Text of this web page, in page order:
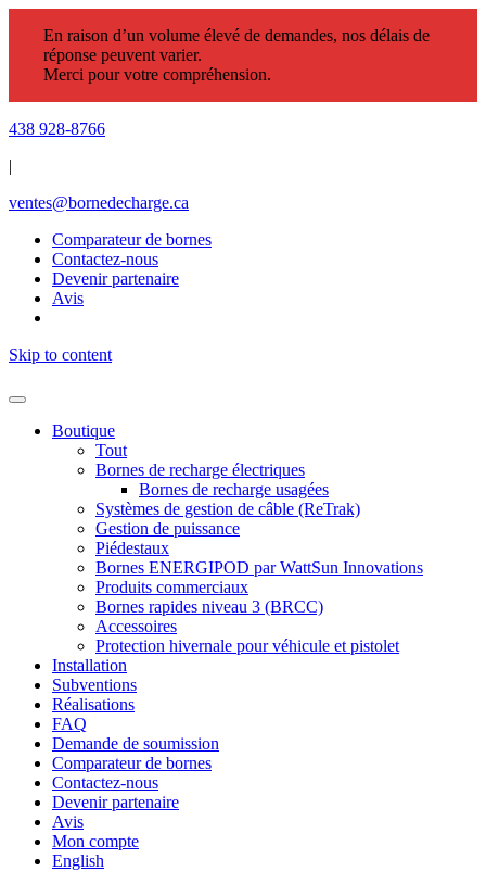
En raison d’un volume élevé de demandes, nos délais de
réponse peuvent varier.
Merci pour votre compréhension.
438 928-8766
|
ventes@bornedecharge.ca
Comparateur de bornes
Contactez-nous
Devenir partenaire
Avis
Skip to content
Boutique
Tout
Bornes de recharge électriques
Bornes de recharge usagées
Systèmes de gestion de câble (ReTrak)
Gestion de puissance
Piédestaux
Bornes ENERGIPOD par WattSun Innovations
Produits commerciaux
Bornes rapides niveau 3 (BRCC)
Accessoires
Protection hivernale pour véhicule et pistolet
Installation
Subventions
Réalisations
FAQ
Demande de soumission
Comparateur de bornes
Contactez-nous
Devenir partenaire
Avis
Mon compte
English